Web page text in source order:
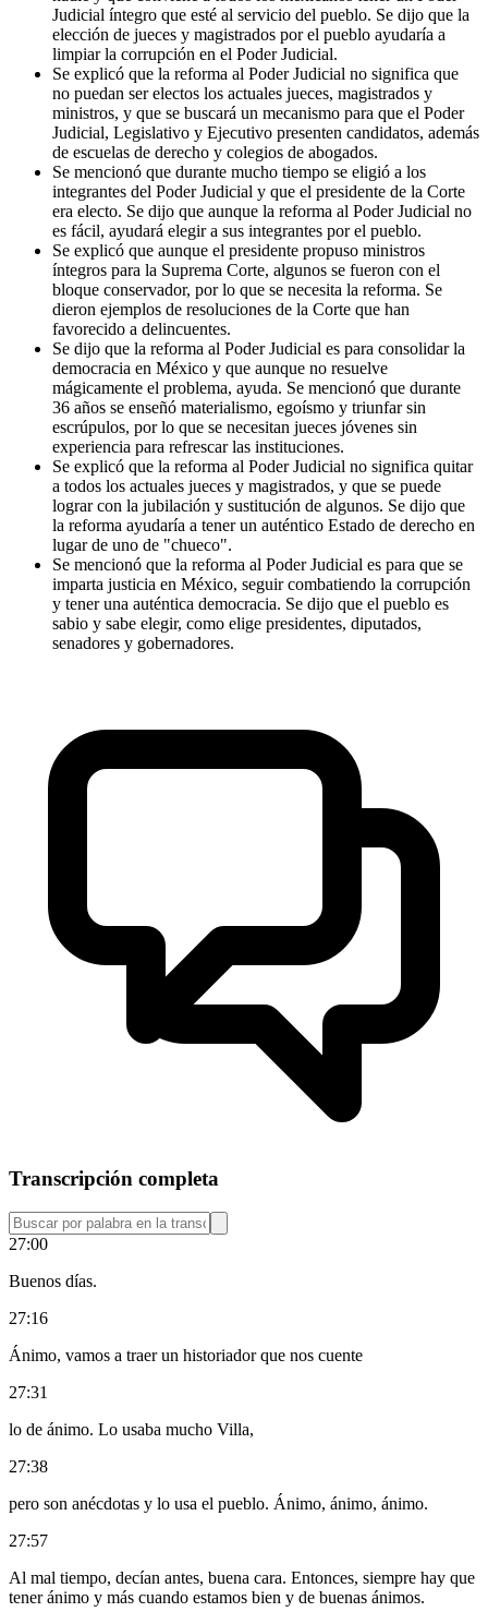
Judicial íntegro que esté al servicio del pueblo. Se dijo que la
elección de jueces y magistrados por el pueblo ayudaría a
limpiar la corrupción en el Poder Judicial.
Se explicó que la reforma al Poder Judicial no significa que
no puedan ser electos los actuales jueces, magistrados y
ministros, y que se buscará un mecanismo para que el Poder
Judicial, Legislativo y Ejecutivo presenten candidatos, además
de escuelas de derecho y colegios de abogados.
Se mencionó que durante mucho tiempo se eligió a los
integrantes del Poder Judicial y que el presidente de la Corte
era electo. Se dijo que aunque la reforma al Poder Judicial no
es fácil, ayudará elegir a sus integrantes por el pueblo.
Se explicó que aunque el presidente propuso ministros
íntegros para la Suprema Corte, algunos se fueron con el
bloque conservador, por lo que se necesita la reforma. Se
dieron ejemplos de resoluciones de la Corte que han
favorecido a delincuentes.
Se dijo que la reforma al Poder Judicial es para consolidar la
democracia en México y que aunque no resuelve
mágicamente el problema, ayuda. Se mencionó que durante
36 años se enseñó materialismo, egoísmo y triunfar sin
escrúpulos, por lo que se necesitan jueces jóvenes sin
experiencia para refrescar las instituciones.
Se explicó que la reforma al Poder Judicial no significa quitar
a todos los actuales jueces y magistrados, y que se puede
lograr con la jubilación y sustitución de algunos. Se dijo que
la reforma ayudaría a tener un auténtico Estado de derecho en
lugar de uno de "chueco".
Se mencionó que la reforma al Poder Judicial es para que se
imparta justicia en México, seguir combatiendo la corrupción
y tener una auténtica democracia. Se dijo que el pueblo es
sabio y sabe elegir, como elige presidentes, diputados,
senadores y gobernadores.
Transcripción completa
27:00
Buenos días.
27:16
Ánimo, vamos a traer un historiador que nos cuente
27:31
lo de ánimo. Lo usaba mucho Villa,
27:38
pero son anécdotas y lo usa el pueblo. Ánimo, ánimo, ánimo.
27:57
Al mal tiempo, decían antes, buena cara. Entonces, siempre hay que
tener ánimo y más cuando estamos bien y de buenas ánimos.